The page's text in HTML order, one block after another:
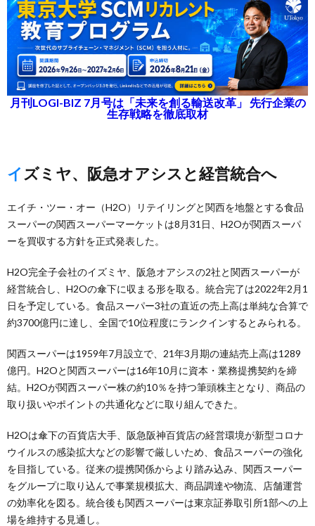
月刊LOGI-BIZ 7月号は「未来を創る輸送改革」 先行企業の
生存戦略を徹底取材
イズミヤ、阪急オアシスと経営統合へ
エイチ・ツー・オー（H2O）リテイリングと関西を地盤とする食品
スーパーの関西スーパーマーケットは8月31日、H2Oが関西スーパ
ーを買収する方針を正式発表した。
H2O完全子会社のイズミヤ、阪急オアシスの2社と関西スーパーが
経営統合し、H2Oの傘下に収まる形を取る。統合完了は2022年2月1
日を予定している。食品スーパー3社の直近の売上高は単純な合算で
約3700億円に達し、全国で10位程度にランクインするとみられる。
関西スーパーは1959年7月設立で、21年3月期の連結売上高は1289
億円。H2Oと関西スーパーは16年10月に資本・業務提携契約を締
結。H2Oが関西スーパー株の約10％を持つ筆頭株主となり、商品の
取り扱いやポイントの共通化などに取り組んできた。
H2Oは傘下の百貨店大手、阪急阪神百貨店の経営環境が新型コロナ
ウイルスの感染拡大などの影響で厳しいため、食品スーパーの強化
を目指している。従来の提携関係からより踏み込み、関西スーパー
をグループに取り込んで事業規模拡大、商品調達や物流、店舗運営
の効率化を図る。統合後も関西スーパーは東京証券取引所1部への上
場を維持する見通し。